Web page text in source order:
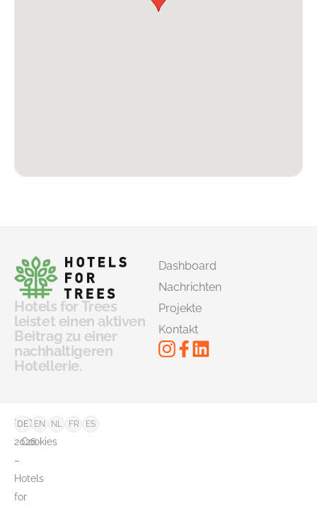
Hotels for Trees
leistet einen aktiven
Beitrag zu einer
nachhaltigeren
Hotellerie.
Dashboard
Nachrichten
Projekte
Kontakt
©
2026
–
Hotels
for
FAQ
Cookies
DE EN NL FR ES